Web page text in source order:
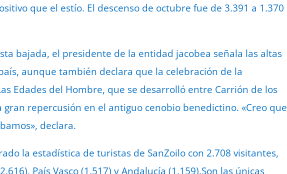
que el estío. El descenso de octubre fue de 3.391 a 1.370
bajada, el presidente de la entidad jacobea señala las altas
aunque también declara que la celebración de la
Edades del Hombre, que se desarrolló entre Carrión de los
gran repercusión en el antiguo cenobio benedictino. «Creo que
declara.
la estadística de turistas de SanZoilo con 2.708 visitantes,
País Vasco (1.517) y Andalucía (1.159).Son las únicas